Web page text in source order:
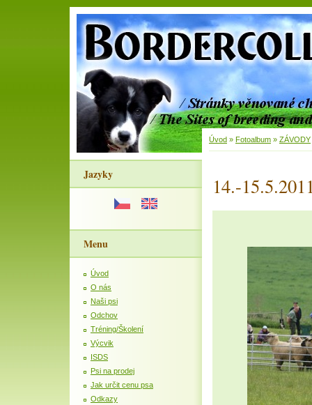
Jazyky
Menu
Úvod
O nás
Naši psi
Odchov
Tréning/Školení
Výcvik
ISDS
Psi na prodej
Jak určit cenu psa
Odkazy
Úvod » Fotoalbum » ZÁVODY
14.-